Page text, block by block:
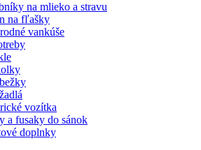
na mlieko a stravu
na fľašky
vankúše
vozítka
a fusaky do sánok
doplnky